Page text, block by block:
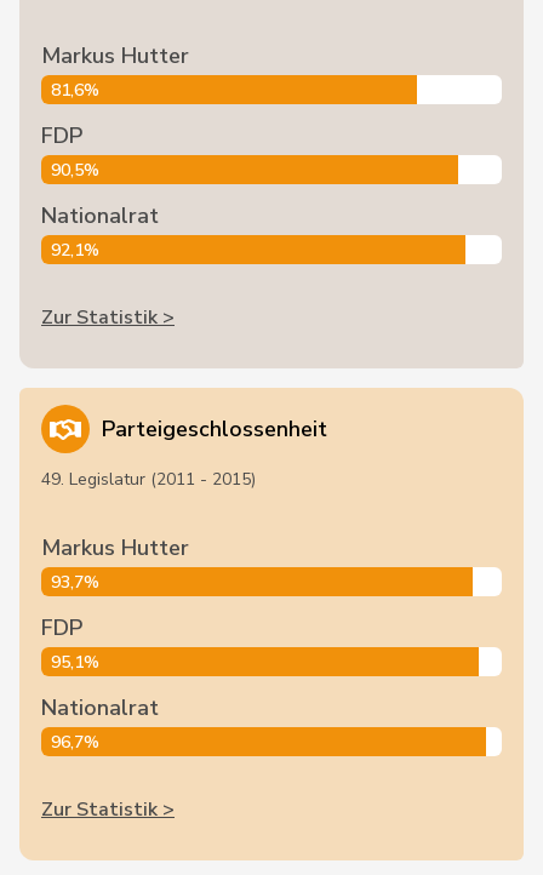
Markus Hutter
81,6%
FDP
90,5%
Nationalrat
92,1%
Zur Statistik >
Parteigeschlossenheit
49. Legislatur (2011 - 2015)
Markus Hutter
93,7%
FDP
95,1%
Nationalrat
96,7%
Zur Statistik >